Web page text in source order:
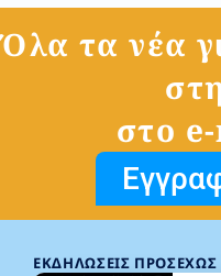
Όλα τα νέα
στο
ΕΚΔΗΛΏΣΕΙΣ ΠΡΟΣΕΧΏΣ